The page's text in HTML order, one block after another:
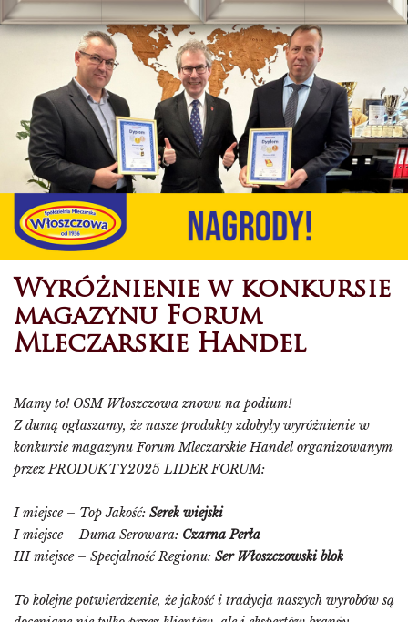
Wyróżnienie w konkursie
magazynu Forum
Mleczarskie Handel
Mamy to! OSM Włoszczowa znowu na podium!
Z dumą ogłaszamy, że nasze produkty zdobyły wyróżnienie w
konkursie magazynu Forum Mleczarskie Handel organizowanym
przez PRODUKTY2025 LIDER FORUM:
I miejsce – Top Jakość: Serek wiejski
I miejsce – Duma Serowara: Czarna Perła
III miejsce – Specjalność Regionu: Ser Włoszczowski blok
To kolejne potwierdzenie, że jakość i tradycja naszych wyrobów są